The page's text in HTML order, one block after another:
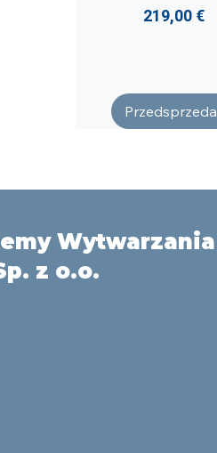
Cena
219,00 €
Wytwarzania
z o.o.